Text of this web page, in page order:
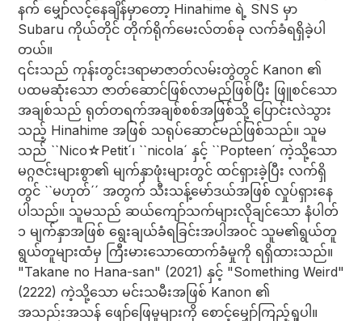
နက် မျှော်လင့်နေချိန်မှာတော့ Hinahime ရဲ့ SNS မှာ
Subaru ကိုယ်တိုင် တိုက်ရိုက်မေးလ်တစ်ခု လက်ခံရရှိခဲ့ပါ
တယ်။
၎င်းသည် ကုန်းတွင်းဒရာမာဇာတ်လမ်းတွဲတွင် Kanon ၏
ပထမဆုံးသော ဇာတ်ဆောင်ဖြစ်လာမည်ဖြစ်ပြီး ဖြူစင်သော
အချစ်သည် ရုတ်တရက်အချစ်စစ်အဖြစ်သို့ ပြောင်းလဲသွား
သည့် Hinahime အဖြစ် သရုပ်ဆောင်မည်ဖြစ်သည်။ သူမ
သည် ``Nico☆Petit´၊ ``nicola´ နှင့် ``Popteen´ ကဲ့သို့သော
မဂ္ဂဇင်းများစွာ၏ မျက်နှာဖုံးများတွင် ထင်ရှားခဲ့ပြီး လက်ရှိ
တွင် ``မဟုတ်´´ အတွက် သီးသန့်မော်ဒယ်အဖြစ် လှုပ်ရှားနေ
ပါသည်။ သူမသည် ဆယ်ကျော်သက်များလိုချင်သော နံပါတ်
၁ မျက်နှာအဖြစ် ရွေးချယ်ခံရခြင်းအပါအဝင် သူမ၏ရွယ်တူ
ရွယ်တူများထံမှ ကြီးမားသောထောက်ခံမှုကို ရရှိထားသည်။
"Takane no Hana-san" (2021) နှင့် "Something Weird"
(2222) ကဲ့သို့သော မင်းသမီးအဖြစ် Kanon ၏
အသည်းအသန် ဖျော်ဖြေမှုများကို စောင့်မျှော်ကြည့်ရှုပါ။